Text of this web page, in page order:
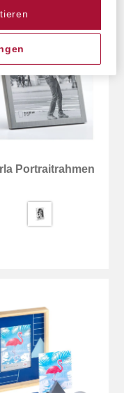
Portraitrahmen